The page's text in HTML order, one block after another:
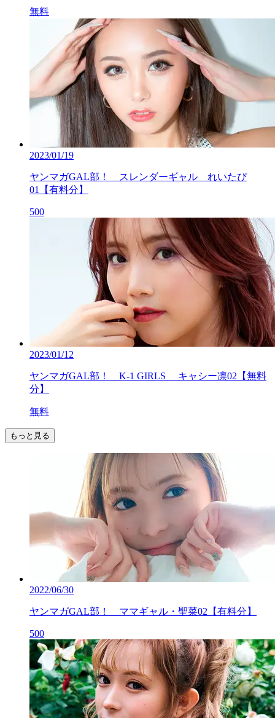
無料
2023/01/19
ヤンマガGAL部！ スレンダーギャル れいたぴ
01【有料分】
500
2023/01/12
ヤンマガGAL部！ K-1 GIRLS キャシー凛02【無料
分】
無料
もっと見る
2022/06/30
ヤンマガGAL部！ ママギャル・聖菜02【有料分】
500